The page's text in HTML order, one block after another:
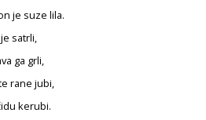
je suze lila.
satrli,
ga grli,
rane jubi,
kerubi.